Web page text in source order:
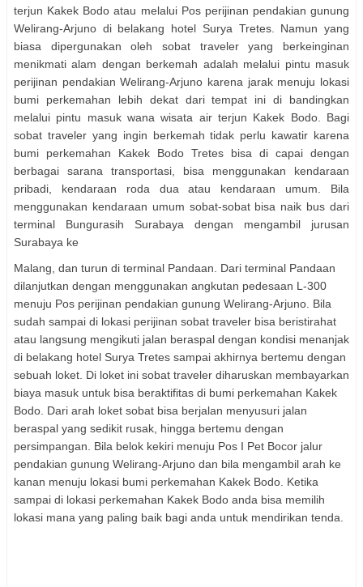
terjun Kakek Bodo atau melalui Pos perijinan pendakian gunung
Welirang-Arjuno di belakang hotel Surya Tretes. Namun yang
biasa dipergunakan oleh sobat traveler yang berkeinginan
menikmati alam dengan berkemah adalah melalui pintu masuk
perijinan pendakian Welirang-Arjuno karena jarak menuju lokasi
bumi perkemahan lebih dekat dari tempat ini di bandingkan
melalui pintu masuk wana wisata air terjun Kakek Bodo. Bagi
sobat traveler yang ingin berkemah tidak perlu kawatir karena
bumi perkemahan Kakek Bodo Tretes bisa di capai dengan
berbagai sarana transportasi, bisa menggunakan kendaraan
pribadi, kendaraan roda dua atau kendaraan umum. Bila
menggunakan kendaraan umum sobat-sobat bisa naik bus dari
terminal Bungurasih Surabaya dengan mengambil jurusan
Surabaya ke
Malang, dan turun di terminal Pandaan. Dari terminal Pandaan
dilanjutkan dengan menggunakan angkutan pedesaan L-300
menuju Pos perijinan pendakian gunung Welirang-Arjuno. Bila
sudah sampai di lokasi perijinan sobat traveler bisa beristirahat
atau langsung mengikuti jalan beraspal dengan kondisi menanjak
di belakang hotel Surya Tretes sampai akhirnya bertemu dengan
sebuah loket. Di loket ini sobat traveler diharuskan membayarkan
biaya masuk untuk bisa beraktifitas di bumi perkemahan Kakek
Bodo. Dari arah loket sobat bisa berjalan menyusuri jalan
beraspal yang sedikit rusak, hingga bertemu dengan
persimpangan. Bila belok kekiri menuju Pos I Pet Bocor jalur
pendakian gunung Welirang-Arjuno dan bila mengambil arah ke
kanan menuju lokasi bumi perkemahan Kakek Bodo. Ketika
sampai di lokasi perkemahan Kakek Bodo anda bisa memilih
lokasi mana yang paling baik bagi anda untuk mendirikan tenda.